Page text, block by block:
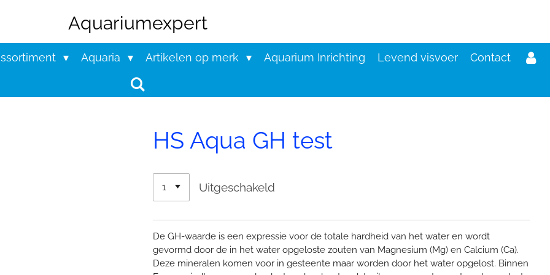
Aquariumexpert
Aquaria Artikelen op merk Aquarium Inrichting Levend visvoer Contact
HS Aqua GH test
Uitgeschakeld
De GH-waarde is een expressie voor de totale hardheid van het water en wordt
gevormd door de in het water opgeloste zouten van Magnesium (Mg) en Calcium (Ca).
Deze mineralen komen voor in gesteente maar worden door het water opgelost. Binnen